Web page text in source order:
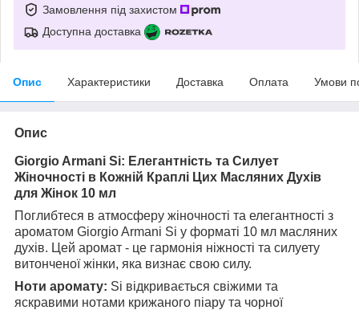
Замовлення під захистом
Доступна доставка
Опис Характеристики Доставка Оплата Умови
Опис
Giorgio Armani Si: Елегантність та Силует
Жіночності в Кожній Краплі Цих Масляних Духів
для Жінок 10 мл
Поглибтеся в атмосферу жіночності та елегантності з
ароматом Giorgio Armani Si у форматі 10 мл масляних
духів. Цей аромат - це гармонія ніжності та силуету
витонченої жінки, яка визнає свою силу.
Ноти аромату: Si відкривається свіжими та
яскравими нотами крижаного піару та чорної